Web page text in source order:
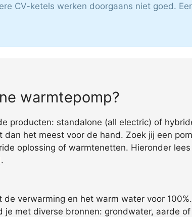
CV-ketels werken doorgaans niet goed.
warmtepomp?
producten: standalone (all electric) of
dan het meest voor de hand. Zoek jij een
oplossing of warmtenetten. Hieronder
.
de verwarming en het warm water voor
je met diverse bronnen: grondwater, aarde